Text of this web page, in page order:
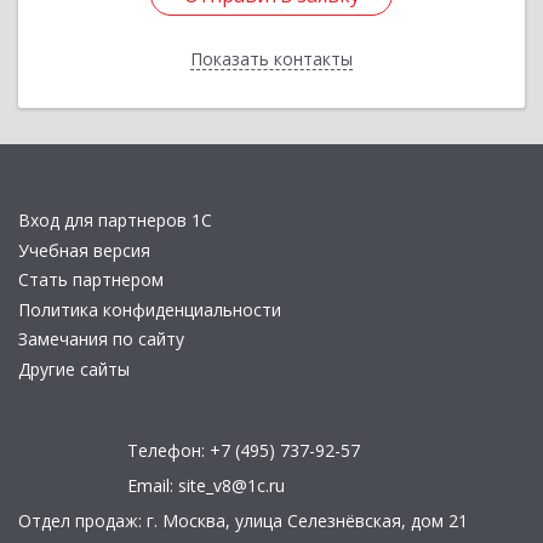
Показать контакты
Назад
Вход для партнеров 1С
Учебная версия
Стать партнером
Политика конфиденциальности
Замечания по сайту
Другие сайты
Телефон: +7 (495) 737-92-57
Email: site_v8@1c.ru
Отдел продаж: г. Москва, улица Селезнёвская, дом 21